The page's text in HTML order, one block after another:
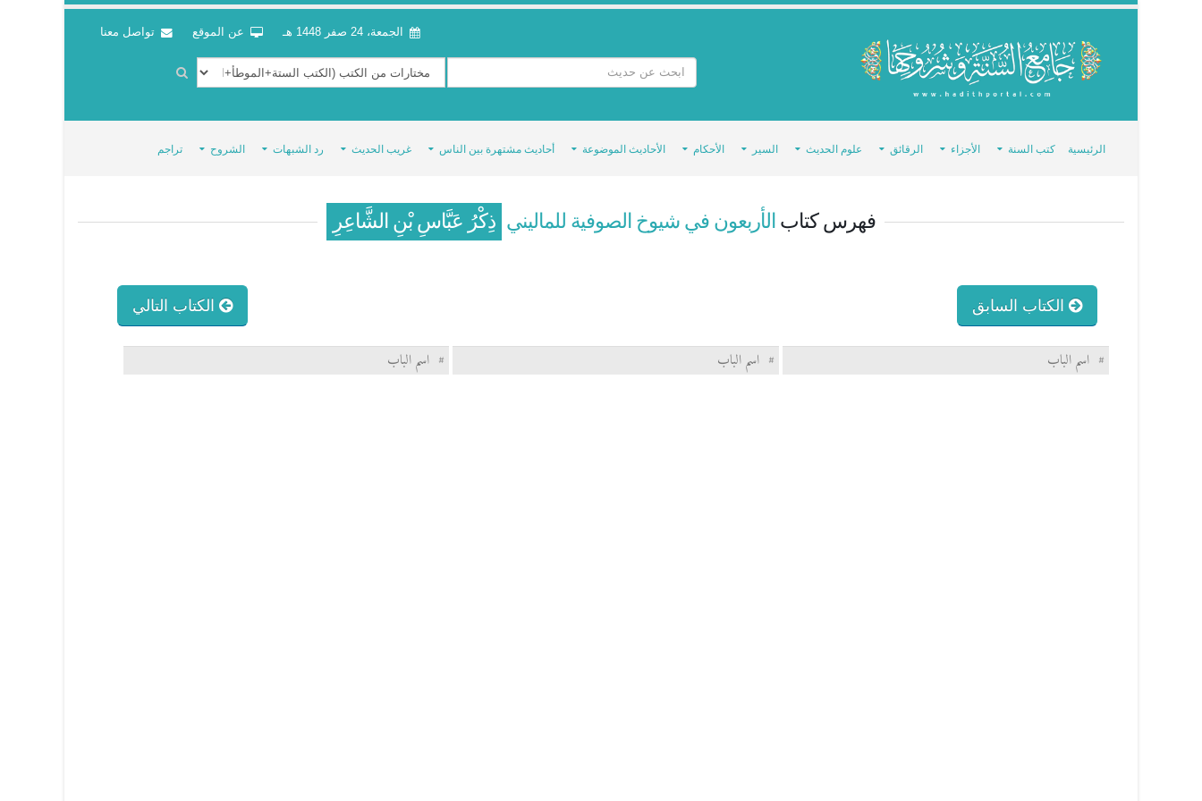
الجمعة، 24 صفر 1448 هـ عن الموقع تواصل معنا
الرئيسية كتب السنة الأجزاء الرقائق علوم الحديث السير الأحكام الأحاديث الموضوعة أحاديث مشتهرة بين الناس غريب الحديث رد الشبهات الشروح تراجم
فهرس كتاب الأربعون في شيوخ الصوفية للماليني ذِكْرُ عَبَّاسِ بْنِ الشَّاعِرِ
الكتاب السابق الكتاب التالي
# اسم الباب # اسم الباب # اسم الباب